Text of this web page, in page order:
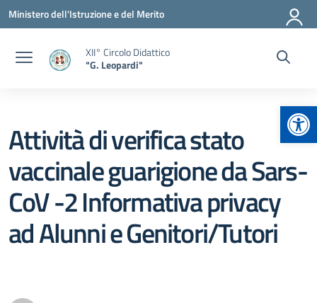
Vai ai contenuti
Vai al menu di navigazione
Vai al footer
Ministero dell'Istruzione e del Merito
XII° Circolo Didattico
"G. Leopardi"
Attività di verifica stato
vaccinale guarigione da Sars-
CoV -2 Informativa privacy
ad Alunni e Genitori/Tutori